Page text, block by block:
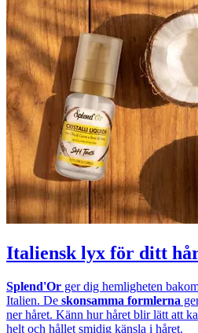
Italiensk lyx för ditt
Splend'Or ger dig hemligheten
Italien. De skonsamma formlerna
ner håret. Känn hur håret blir lätt att
helt och hållet smidig känsla i håret.